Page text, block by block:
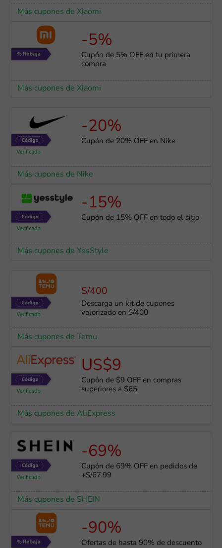
Más cupones de Xiaomi
-5%
Cupón de 5% OFF en tu primera
compra
Más cupones de Xiaomi
-20%
Cupón de 20% OFF en Nike
Más cupones de Nike
-15%
Cupón de 15% OFF en todo el sitio
Más cupones de YesStyle
S/400
Descarga un kit de cupones
valorizado en S/400
Más cupones de Temu
US$9
Cupón de $9 OFF en compras
superiores a $65
Más cupones de AliExpress
-69%
Cupón de 69% OFF en pedidos de
+S/67.99
Más cupones de SHEIN
-90%
Ofertas de hasta 90% de descuento